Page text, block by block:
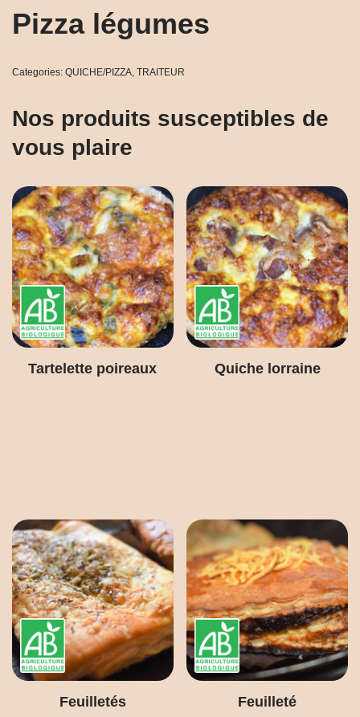
Pizza légumes
Categories: QUICHE/PIZZA, TRAITEUR
Nos produits susceptibles de
vous plaire
Tartelette poireaux Quiche lorraine
Feuilletés Feuilleté